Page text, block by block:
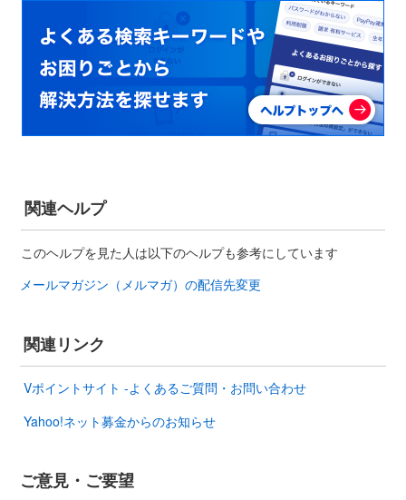
関連ヘルプ
このヘルプを見た人は以下のヘルプも参考にしています
メールマガジン（メルマガ）の配信先変更
関連リンク
Vポイントサイト -よくあるご質問・お問い合わせ
Yahoo!ネット募金からのお知らせ
ご意見・ご要望